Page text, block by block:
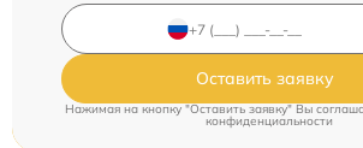
Оставить заявку
Нажимая на кнопку "Оставить заявку" Вы
конфиденциальности